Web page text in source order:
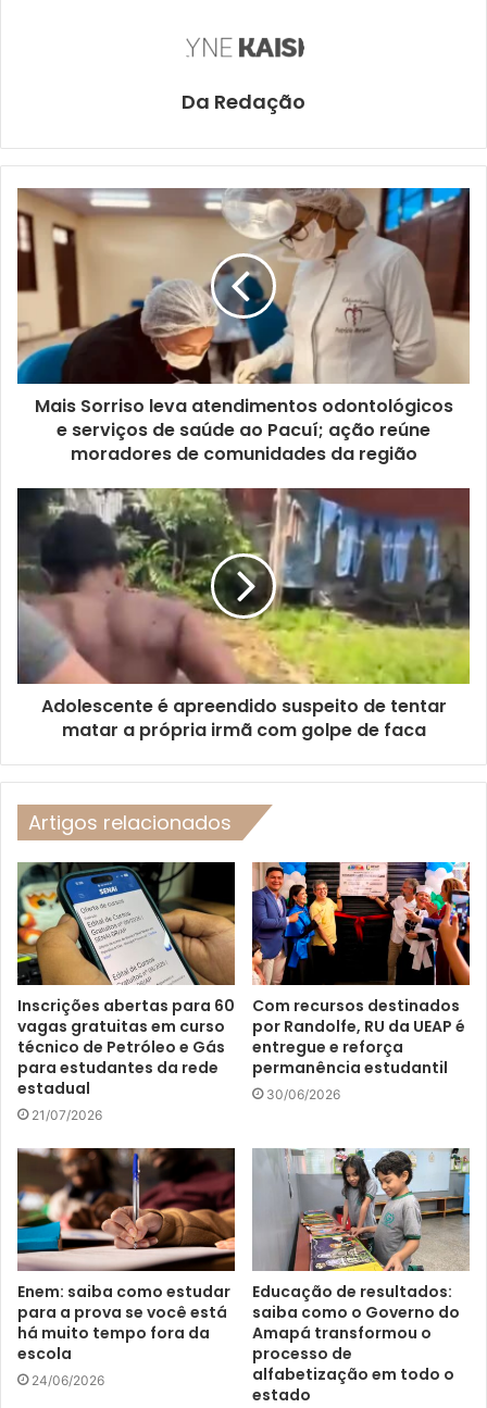
Da Redação
Mais Sorriso leva atendimentos odontológicos
e serviços de saúde ao Pacuí; ação reúne
moradores de comunidades da região
Adolescente é apreendido suspeito de tentar
matar a própria irmã com golpe de faca
Artigos relacionados
Inscrições abertas para 60
vagas gratuitas em curso
técnico de Petróleo e Gás
para estudantes da rede
estadual
21/07/2026
Com recursos destinados
por Randolfe, RU da UEAP é
entregue e reforça
permanência estudantil
30/06/2026
Enem: saiba como estudar
para a prova se você está
há muito tempo fora da
escola
24/06/2026
Educação de resultados:
saiba como o Governo do
Amapá transformou o
processo de
alfabetização em todo o
estado